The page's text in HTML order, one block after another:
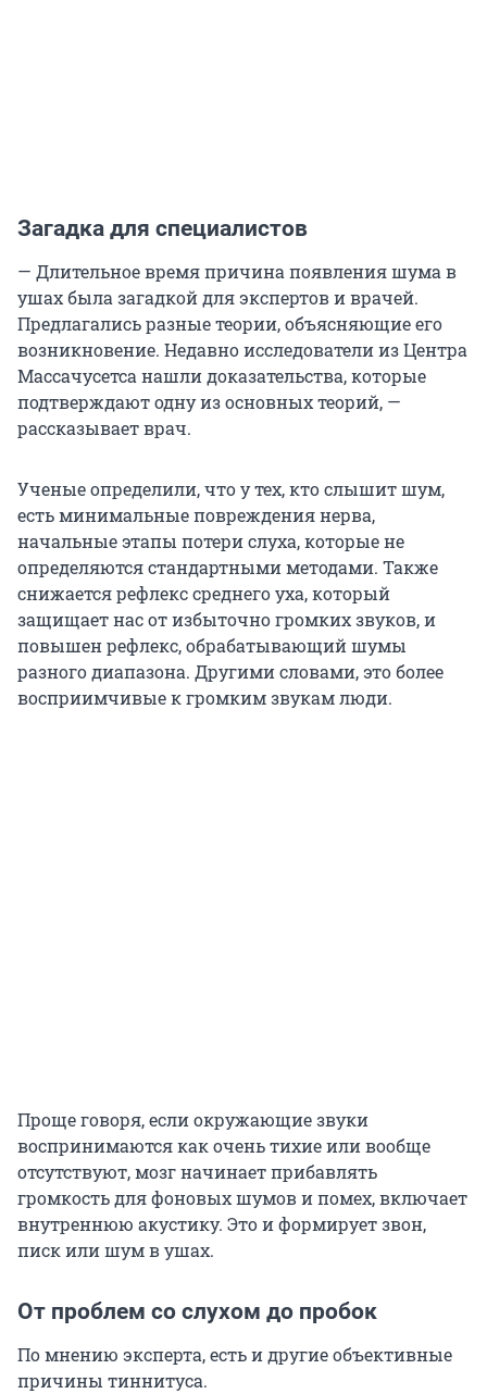
Загадка для специалистов
— Длительное время причина появления шума в
ушах была загадкой для экспертов и врачей.
Предлагались разные теории, объясняющие его
возникновение. Недавно исследователи из Центра
Массачусетса нашли доказательства, которые
подтверждают одну из основных теорий, —
рассказывает врач.
Ученые определили, что у тех, кто слышит шум,
есть минимальные повреждения нерва,
начальные этапы потери слуха, которые не
определяются стандартными методами. Также
снижается рефлекс среднего уха, который
защищает нас от избыточно громких звуков, и
повышен рефлекс, обрабатывающий шумы
разного диапазона. Другими словами, это более
восприимчивые к громким звукам люди.
Проще говоря, если окружающие звуки
воспринимаются как очень тихие или вообще
отсутствуют, мозг начинает прибавлять
громкость для фоновых шумов и помех, включает
внутреннюю акустику. Это и формирует звон,
писк или шум в ушах.
От проблем со слухом до пробок
По мнению эксперта, есть и другие объективные
причины тиннитуса.